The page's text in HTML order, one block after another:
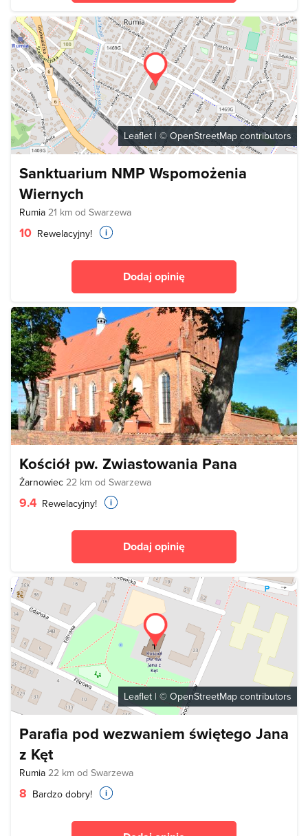
Leaflet | © OpenStreetMap contributors
Sanktuarium NMP Wspomożenia
Wiernych
Rumia 21 km od Swarzewa
10 Rewelacyjny!
Dodaj opinię
Kościół pw. Zwiastowania Pana
Żarnowiec 22 km od Swarzewa
9.4 Rewelacyjny!
Dodaj opinię
Leaflet | © OpenStreetMap contributors
Parafia pod wezwaniem świętego Jana
z Kęt
Rumia 22 km od Swarzewa
8 Bardzo dobry!